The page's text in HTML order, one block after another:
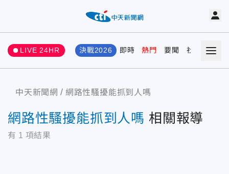
LIVE 24HR 決戰2026 即時 熱門 要聞 社會 娛樂
中天新聞網 網路性騷擾能抓到人嗎
網路性騷擾能抓到人嗎 相關報導
有 1 項結果